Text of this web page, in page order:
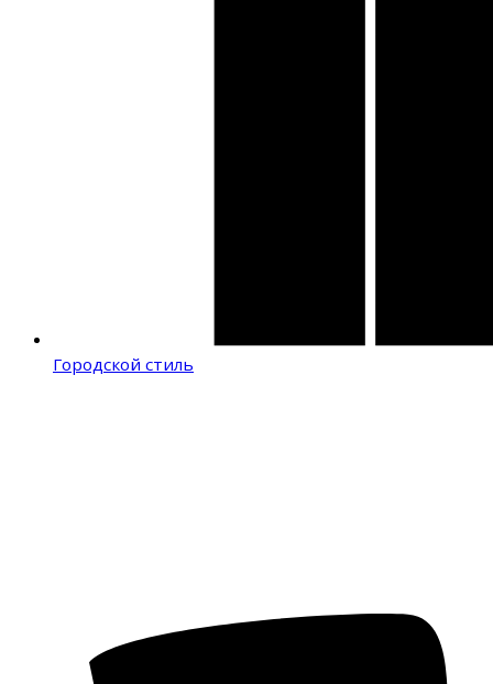
Городской стиль